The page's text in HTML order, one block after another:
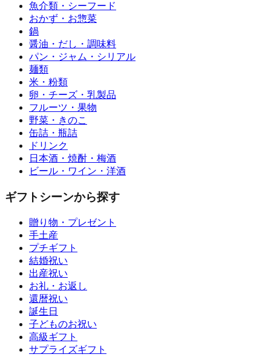
魚介類・シーフード
おかず・お惣菜
鍋
醤油・だし・調味料
パン・ジャム・シリアル
麺類
米・粉類
卵・チーズ・乳製品
フルーツ・果物
野菜・きのこ
缶詰・瓶詰
ドリンク
日本酒・焼酎・梅酒
ビール・ワイン・洋酒
ギフトシーンから探す
贈り物・プレゼント
手土産
プチギフト
結婚祝い
出産祝い
お礼・お返し
還暦祝い
誕生日
子どものお祝い
高級ギフト
サプライズギフト